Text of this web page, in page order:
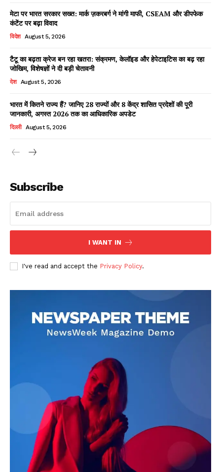
Facebook
X WhatsApp
Share
Read Latest News on AIN
AIN NEWS 1
Contact Us
Privacy Policy
Terms of Use Agreement
Facebook
X WhatsApp
Share
मेटा पर भारत सरकार सख्त: मार्क ज़करबर्ग ने मांगी माफी, CSEAM और डीपफेक
कंटेंट पर बढ़ा विवाद
विदेश August 5, 2026
टैटू का बढ़ता क्रेज बन रहा खतरा: संक्रमण, केलॉइड और हेपेटाइटिस का बढ़ रहा
जोखिम, विशेषज्ञों ने दी बड़ी चेतावनी
देश August 5, 2026
भारत में कितने राज्य हैं? जानिए 28 राज्यों और 8 केंद्र शासित प्रदेशों की पूरी
जानकारी, अगस्त 2026 तक का आधिकारिक अपडेट
दिल्ली August 5, 2026
Subscribe
I WANT IN
I've read and accept the Privacy Policy.